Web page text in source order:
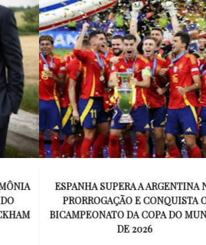
ESPANHA SUPERA A ARGENTINA NA
PRORROGAÇÃO E CONQUISTA O
BICAMPEONATO DA COPA DO MUNDO
DE 2026